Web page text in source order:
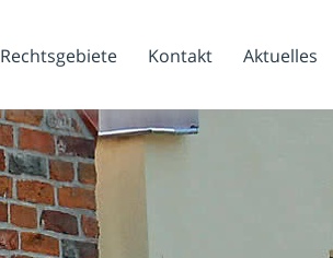
Rechtsgebiete Kontakt Aktuelles